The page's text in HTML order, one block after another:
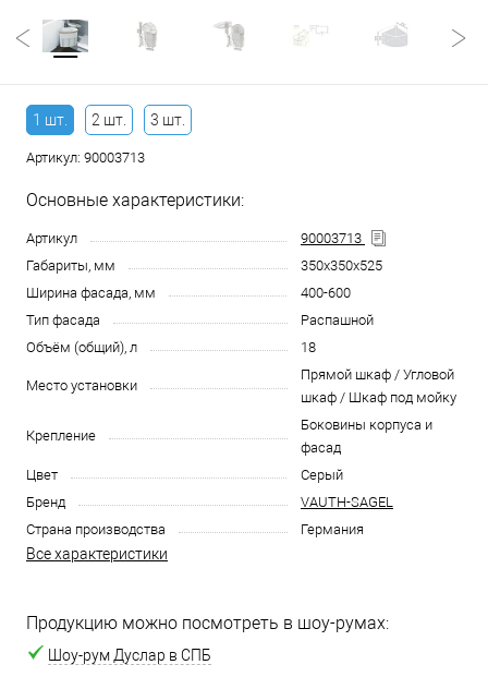
1 шт. 2 шт. 3 шт.
Артикул: 90003713
Основные характеристики:
Артикул
90003713
Габариты, мм
350x350x525
Ширина фасада, мм
400-600
Тип фасада
Распашной
Объём (общий), л
18
Место установки
Прямой шкаф / Угловой
шкаф / Шкаф под мойку
Крепление
Боковины корпуса и
фасад
Цвет
Серый
Бренд
VAUTH-SAGEL
Страна производства
Германия
Все характеристики
Продукцию можно посмотреть в шоу-румах:
Шоу-рум Дуслар в СПБ